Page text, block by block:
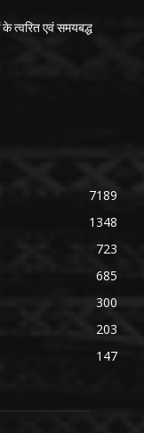
त्वरित एवं समयबद्ध
7189
1348
723
685
300
203
147